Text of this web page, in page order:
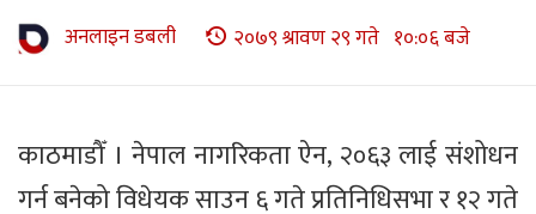
अनलाइन डबली २०७९ श्रावण २९ गते १०:०६ बजे
काठमाडौँ । नेपाल नागरिकता ऐन, २०६३ लाई संशोधन
गर्न बनेको विधेयक साउन ६ गते प्रतिनिधिसभा र १२ गते